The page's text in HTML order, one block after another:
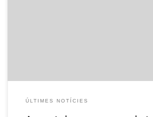
ÚLTIMES NOTÍCIES